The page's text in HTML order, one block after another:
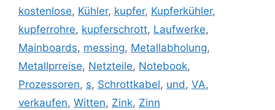
kostenlose, Kühler, kupfer, Kupferkühler,
kupferrohre, kupferschrott, Laufwerke,
Mainboards, messing, Metallabholung,
Metallprreise, Netzteile, Notebook,
Prozessoren, s, Schrottkabel, und, VA,
verkaufen, Witten, Zink, Zinn